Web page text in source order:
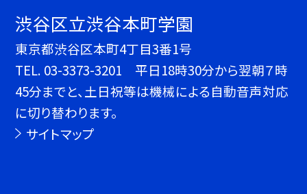
渋谷区立渋谷本町学園
東京都渋谷区本町4丁目3番1号
TEL. 03-3373-3201 平日18時30分から翌朝７時
45分までと、土日祝等は機械による自動音声対応
に切り替わります。
サイトマップ